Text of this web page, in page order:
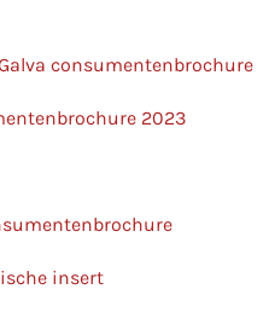
consumentenbrochure
2023
insert